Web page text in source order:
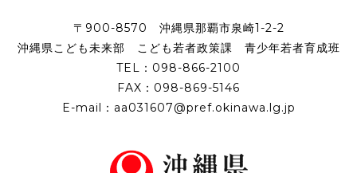
〒900-8570 沖縄県那覇市泉崎1-2-2
沖縄県こども未来部 こども若者政策課 青少年若者育成班
TEL： 098-866-2100
FAX：098-869-5146
E-mail： aa031607@pref.okinawa.lg.jp